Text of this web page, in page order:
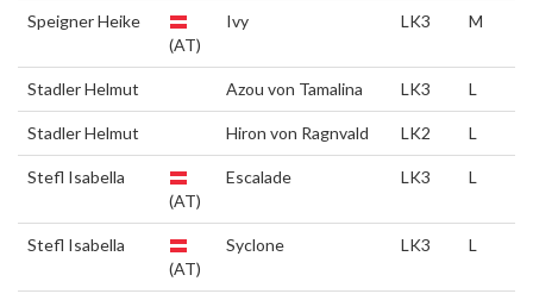
Speigner Heike
(AT)
Ivy LK3 M
Stadler Helmut Azou von Tamalina LK3 L
Stadler Helmut Hiron von Ragnvald LK2 L
Stefl Isabella
(AT)
Escalade LK3 L
Stefl Isabella
(AT)
Syclone LK3 L